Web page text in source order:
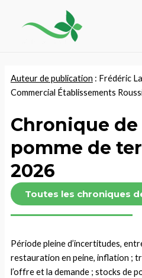
Auteur de publication : Frédéric
Commercial Établissements
Chronique
pomme de
2026
Toutes les chroniques
Période pleine d’incertitudes,
restauration en peine, inflation ;
l’offre et la demande ; stocks de